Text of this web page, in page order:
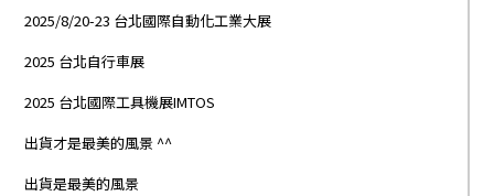
2025/8/20-23 台北國際自動化工業大展
2025 台北自行車展
2025 台北國際工具機展IMTOS
出貨才是最美的風景 ^^
出貨是最美的風景